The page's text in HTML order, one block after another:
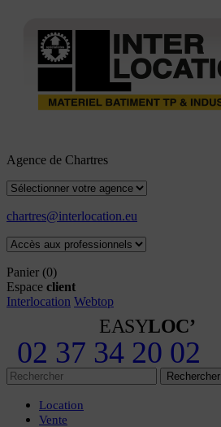
Agence de Chartres
chartres@interlocation.eu
Panier (0)
Espace client
Interlocation Webtop
EASYLOC’
02 37 34 20 02
Rechercher
Location
Vente